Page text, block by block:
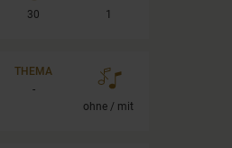
30 1
THEMA
-
ohne / mit